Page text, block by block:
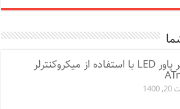
مدار دیمر پاور LED با استفاده از میکروکنترلر